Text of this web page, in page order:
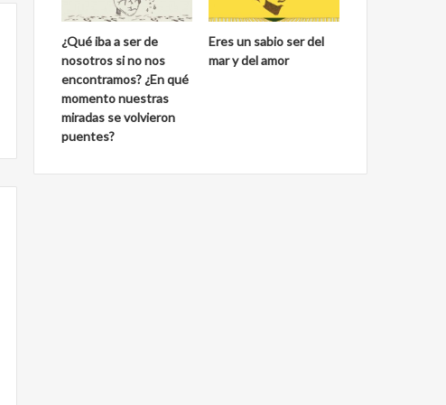
¿Qué iba a ser de
nosotros si no nos
encontramos? ¿En qué
momento nuestras
miradas se volvieron
puentes?
Eres un sabio ser del
mar y del amor